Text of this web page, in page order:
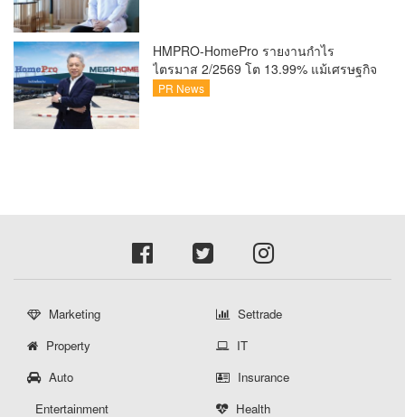
HMPRO-HomePro รายงานกำไร
ไตรมาส 2/2569 โต 13.99% แม้เศรษฐกิจ
ผันผวนเดินหน้าขยายสาขา เสริมพอร์ต
PR News
Marketing
Settrade
Property
IT
Auto
Insurance
Entertainment
Health